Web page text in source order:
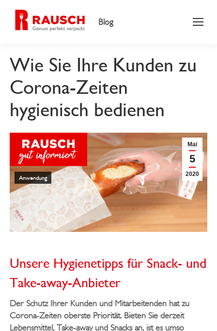
Blog
Wie Sie Ihre Kunden zu
Corona-Zeiten
hygienisch bedienen
Mai
5
2020
Anwendung
Unsere Hygienetipps für Snack- und
Take-away-Anbieter
Der Schutz Ihrer Kunden und Mitarbeitenden hat zu
Corona-Zeiten oberste Priorität. Bieten Sie derzeit
Lebensmittel, Take-away und Snacks an, ist es umso